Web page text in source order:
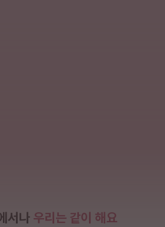
서나 우리는 같이 해요